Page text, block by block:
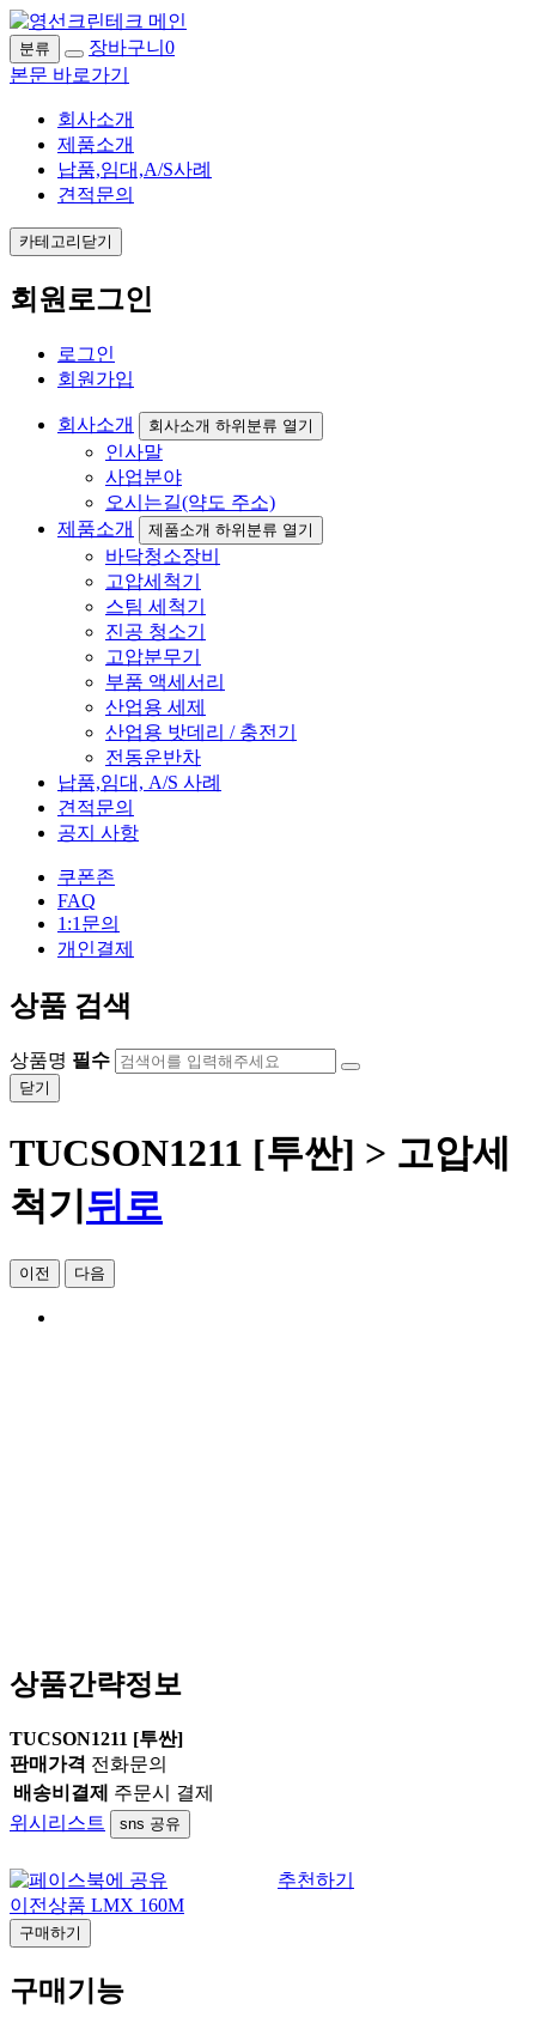
분류 장바구니 0
본문 바로가기
회사소개
제품소개
납품,임대,A/S사례
견적문의
카테고리닫기
회원로그인
로그인
회원가입
회사소개 회사소개 하위분류 열기
인사말
사업분야
오시는길(약도 주소)
제품소개
제품소개 하위분류 열기
바닥청소장비
고압세척기
스팀 세척기
진공 청소기
고압분무기
부품 액세서리
산업용 세제
산업용 밧데리 / 충전기
전동운반차
납품,임대, A/S 사례
견적문의
공지 사항
쿠폰존
FAQ
1:1문의
개인결제
상품 검색
상품명 필수
닫기
TUCSON1211 [투싼] > 고압세
척기뒤로
이전 다음
상품간략정보
TUCSON1211 [투싼]
판매가격 전화문의
배송비결제
주문시 결제
위시리스트
sns 공유
추천하기
이전상품 LMX 160M
구매하기
구매기능